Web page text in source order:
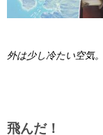
外は少し冷たい空気
飛んだ！